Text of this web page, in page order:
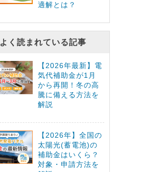
適解とは？
よく読まれている記事
【2026年最新】電
気代補助金が1月
から再開！冬の高
騰に備える方法を
解説
【2026年】全国の
太陽光(蓄電池)の
補助金はいくら？
対象・申請方法を